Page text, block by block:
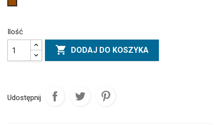
Ilość
 DODAJ DO KOSZYKA
Udostępnij